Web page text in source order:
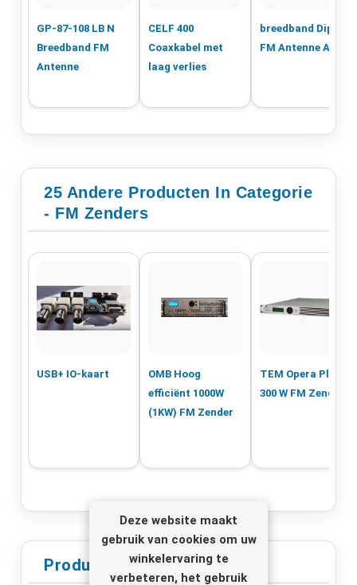
Deze website maakt
gebruik van cookies om uw
winkelervaring te
verbeteren, het gebruik
GP-87-108 LB N
Breedband FM
Antenne
CELF 400
Coaxkabel met
laag verlies
breedband Dipool
FM Antenne AKF-1
25 Andere Producten In Categorie
- FM Zenders
USB+ IO-kaart
OMB Hoog
efficiënt 1000W
(1KW) FM Zender
TEM Opera Plus
300 W FM Zender
Productinformatie